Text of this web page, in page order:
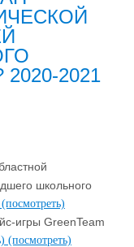
2021
школьного
(посмотреть)
игры GreenTeam
(посмотреть)